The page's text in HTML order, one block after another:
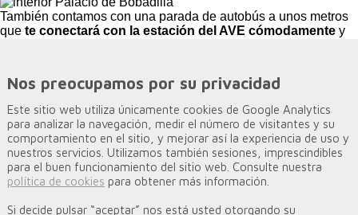
También contamos con una parada de autobús a unos metros
que te conectará con la estación del AVE cómodamente y
alojarte, disfrutar y
descansarcon ocasión de tu visita a Cuenca. Descubre
nuestras nueve suites, todas diferentes y todas con una
decoración moderna pero conservando detalles muy valiosos
de la historia del edificio. Vigas originales, sistemas
constructivos antiguos, artesonados decorados, mobiliario y
utensilios con años de antigüedad… que podrás contemplar en
nuestras habitaciones.
Contacta con nosotros:
Nos preocupamos por su privacidad
Este sitio web utiliza únicamente cookies de Google Analytics
para analizar la navegación, medir el número de visitantes y su
comportamiento en el sitio, y mejorar así la experiencia de uso y
nuestros servicios. Utilizamos también sesiones, imprescindibles
para el buen funcionamiento del sitio web. Consulte nuestra
política de cookies para obtener más información.
Si decide pulsar “aceptar” nos está usted otorgando su